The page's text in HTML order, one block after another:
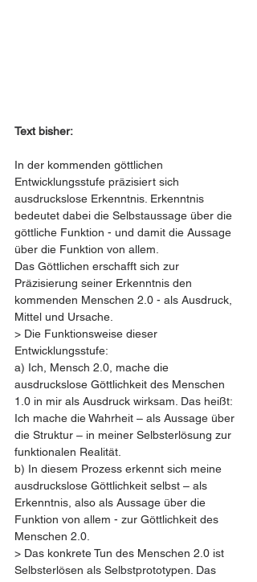
Text bisher:
In der kommenden göttlichen
Entwicklungsstufe präzisiert sich
ausdruckslose Erkenntnis. Erkenntnis
bedeutet dabei die Selbstaussage über die
göttliche Funktion - und damit die Aussage
über die Funktion von allem.
Das Göttlichen erschafft sich zur
Präzisierung seiner Erkenntnis den
kommenden Menschen 2.0 - als Ausdruck,
Mittel und Ursache.
> Die Funktionsweise dieser
Entwicklungsstufe:
a) Ich, Mensch 2.0, mache die
ausdruckslose Göttlichkeit des Menschen
1.0 in mir als Ausdruck wirksam. Das heißt:
Ich mache die Wahrheit – als Aussage über
die Struktur – in meiner Selbsterlösung zur
funktionalen Realität.
b) In diesem Prozess erkennt sich meine
ausdruckslose Göttlichkeit selbst – als
Erkenntnis, also als Aussage über die
Funktion von allem - zur Göttlichkeit des
Menschen 2.0.
> Das konkrete Tun des Menschen 2.0 ist
Selbsterlösen als Selbstprototypen. Das